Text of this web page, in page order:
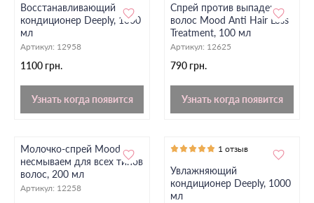
Восстанавливающий
кондиционер Deeply, 1000
мл
Артикул: 12958
1100 грн.
Узнать когда появится
Спрей против выпадения
волос Mood Anti Hair Loss
Treatment, 100 мл
Артикул: 12625
790 грн.
Узнать когда появится
Молочко-спрей Mood
несмываем для всех типов
волос, 200 мл
Артикул: 12258
1 отзыв
Увлажняющий
кондиционер Deeply, 1000
мл